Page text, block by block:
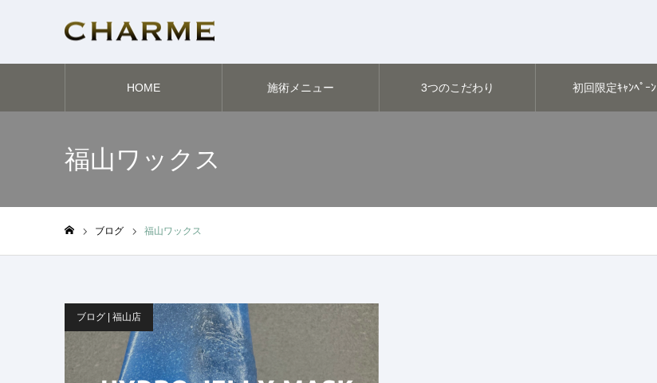
HOME 施術メニュー 3つのこだわり 初回限定ｷｬﾝﾍﾟｰﾝ
福山ワックス
ブログ 福山ワックス
ブログ | 福山店